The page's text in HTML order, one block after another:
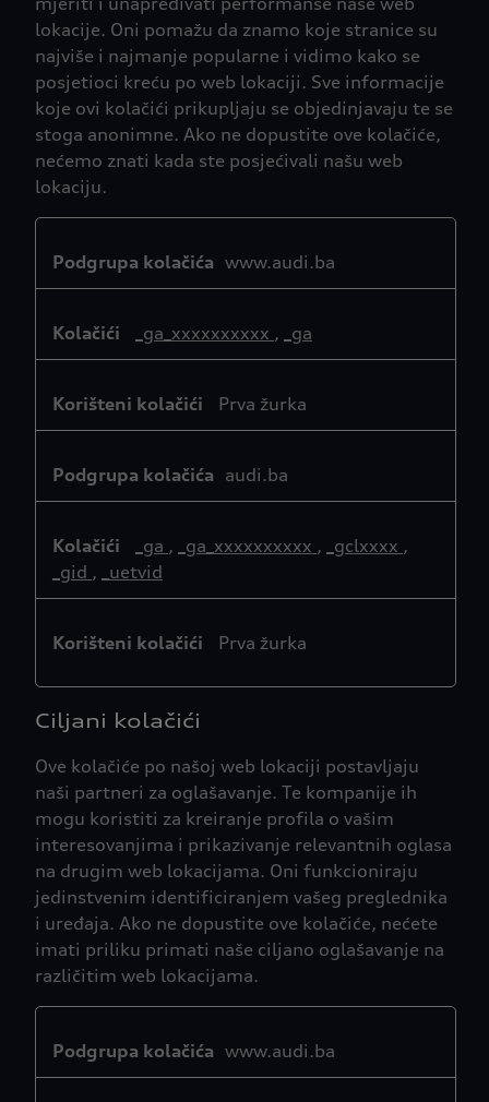
lokacije. Oni pomažu da znamo koje stranice su
najviše i najmanje popularne i vidimo kako se
posjetioci kreću po web lokaciji. Sve informacije
koje ovi kolačići prikupljaju se objedinjavaju te se
stoga anonimne. Ako ne dopustite ove kolačiće,
nećemo znati kada ste posjećivali našu web
lokaciju.
performanse
www.audi.ba
_ga_xxxxxxxxxx , _ga
Prva žurka
audi.ba
_ga , _ga_xxxxxxxxxx , _gclxxxx ,
_gid , _uetvid
Prva žurka
Ciljani kolačići
Ove kolačiće po našoj web lokaciji postavljaju
naši partneri za oglašavanje. Te kompanije ih
mogu koristiti za kreiranje profila o vašim
interesovanjima i prikazivanje relevantnih oglasa
na drugim web lokacijama. Oni funkcioniraju
jedinstvenim identificiranjem vašeg preglednika
i uređaja. Ako ne dopustite ove kolačiće, nećete
imati priliku primati naše ciljano oglašavanje na
različitim web lokacijama.
kolačići
www.audi.ba